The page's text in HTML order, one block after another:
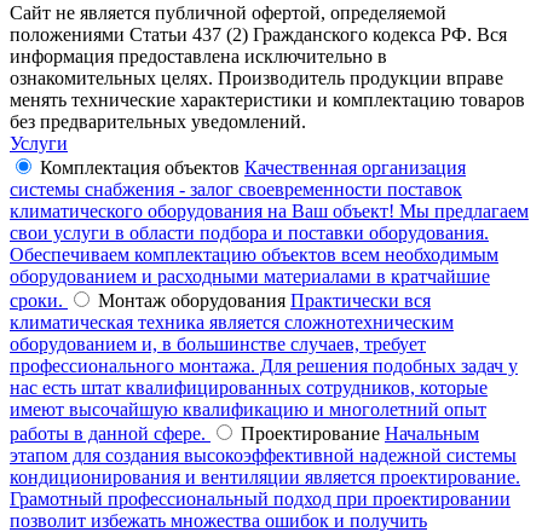
Сайт не является публичной офертой, определяемой
положениями Статьи 437 (2) Гражданского кодекса РФ. Вся
информация предоставлена исключительно в
ознакомительных целях. Производитель продукции вправе
менять технические характеристики и комплектацию товаров
без предварительных уведомлений.
Услуги
Комплектация объектов Качественная организация
системы снабжения - залог своевременности поставок
климатического оборудования на Ваш объект! Мы предлагаем
свои услуги в области подбора и поставки оборудования.
Обеспечиваем комплектацию объектов всем необходимым
оборудованием и расходными материалами в кратчайшие
сроки.
Монтаж оборудования Практически вся
климатическая техника является сложнотехническим
оборудованием и, в большинстве случаев, требует
профессионального монтажа. Для решения подобных задач у
нас есть штат квалифицированных сотрудников, которые
имеют высочайшую квалификацию и многолетний опыт
работы в данной сфере.
Проектирование Начальным
этапом для создания высокоэффективной надежной системы
кондиционирования и вентиляции является проектирование.
Грамотный профессиональный подход при проектировании
позволит избежать множества ошибок и получить